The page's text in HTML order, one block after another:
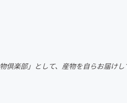
ファッション
倶楽部」として、産物を自らお届けし